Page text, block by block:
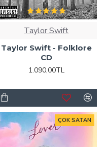
Taylor Swift
Taylor Swift - Folklore
CD
1.090,00TL
ÇOK SATAN